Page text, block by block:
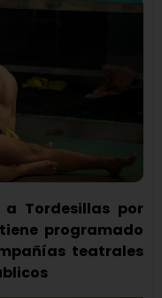
Tordesillas por
programado
teatrales